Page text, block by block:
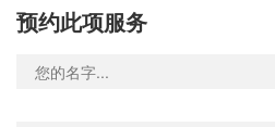
预约此项服务